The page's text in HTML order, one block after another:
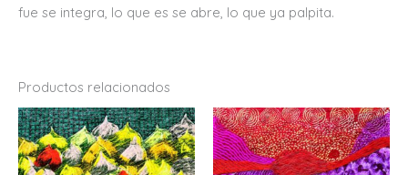
fue se integra, lo que es se abre, lo que ya palpita.
Productos relacionados